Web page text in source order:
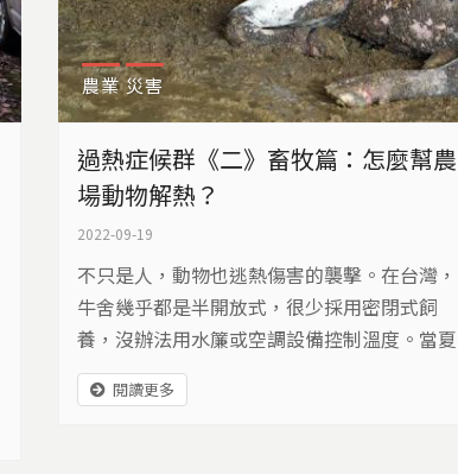
農業 災害
過熱症候群《二》畜牧篇：怎麼幫農
場動物解熱？
2022-09-19
不只是人，動物也逃熱傷害的襲擊。在台灣，
牛舍幾乎都是半開放式，很少採用密閉式飼
養，沒辦法用水簾或空調設備控制溫度。當夏
天越來越熱、越來越長，畜牧業該如何面對過
熱的考驗呢？
閱讀更多